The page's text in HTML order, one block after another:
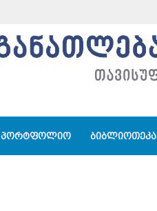
პორტფოლიო ბიბლიოთეკა